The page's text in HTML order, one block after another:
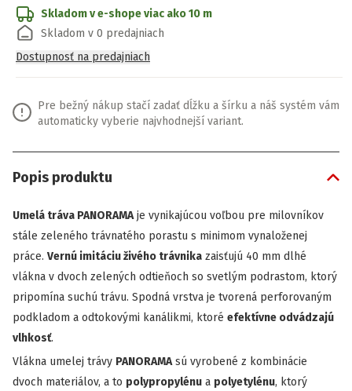
Skladom v e-shopeviac ako 10 m
Skladom v 0 predajniach
Dostupnosť na predajniach
Pre bežný nákup stačí zadať dĺžku a šírku a náš systém vám
automaticky vyberie najvhodnejší variant.
Popis produktu
Umelá tráva PANORAMAje vynikajúcou voľbou pre milovníkov
stále zeleného trávnatého porastu s minimom vynaloženej
práce. Vernú imitáciu živého trávnika zaisťujú 40 mm dlhé
vlákna v dvoch zelených odtieňoch so svetlým podrastom, ktorý
pripomína suchú trávu. Spodná vrstva je tvorená perforovaným
podkladom a odtokovými kanálikmi, ktoré efektívne odvádzajú
vlhkosť.
Vlákna umelej trávy PANORAMAsú vyrobené z kombinácie
dvoch materiálov, a to polypropylénu a polyetylénu, ktorý